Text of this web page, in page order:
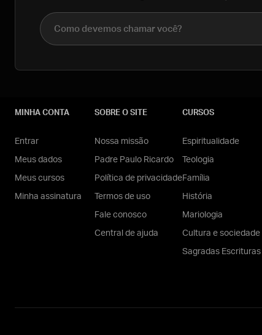
Nome completo
MINHA CONTA
Entrar
Meus dados
Meus cursos
Minha assinatura
SOBRE O SITE
Nossa missão
Padre Paulo Ricardo
Política de privacidade
Termos de uso
Fale conosco
Central de ajuda
CURSOS
Espiritualidade
Teologia
Família
História
Mariologia
Cultura e sociedade
Sagradas Escrituras